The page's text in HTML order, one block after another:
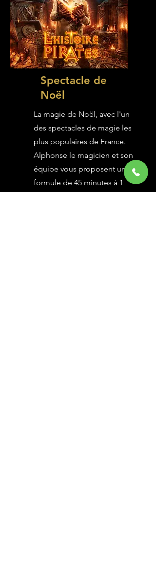
Spectacle de
Noël
La magie de Noël, avec l'un
des spectacles de magie les
plus populaires de France.
Alphonse le magicien et son
équipe vous proposent une
formule de 45 minutes à 1